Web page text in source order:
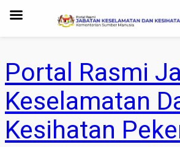
Portal Rasmi
Keselamatan
Kesihatan